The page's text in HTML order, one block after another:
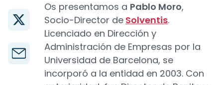
Os presentamos a Pablo Moro,
Socio-Director de Solventis.
Licenciado en Dirección y
Administración de Empresas por la
Universidad de Barcelona, se
incorporó a la entidad en 2003. Con